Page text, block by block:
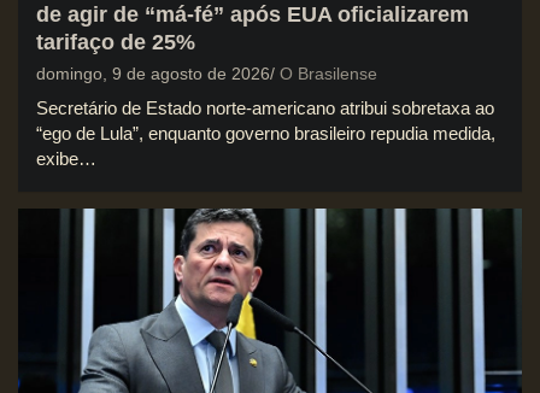
de agir de “má-fé” após EUA oficializarem
tarifaço de 25%
domingo, 9 de agosto de 2026 O Brasilense
Secretário de Estado norte-americano atribui sobretaxa ao
“ego de Lula”, enquanto governo brasileiro repudia medida,
exibe…